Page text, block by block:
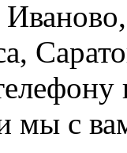
мы с